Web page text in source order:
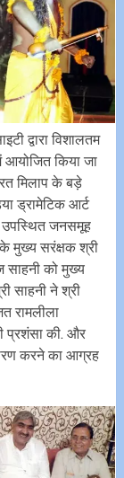
द्वारा विशालतम
किया जा
मिलाप के बड़े
ड्रामेटिक आर्ट
जनसमूह
मुख्य सरंक्षक श्री
साहनी को मुख्य
साहनी ने श्री
रामलीला
प्रशंसा की. और
करने का आग्रह